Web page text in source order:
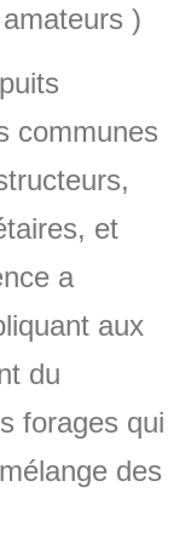
)
communes
et
a
aux
du
forages qui
des